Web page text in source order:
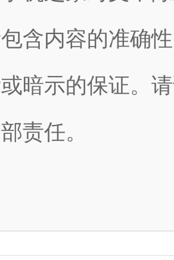
含内容的准确
暗示的保证。
责任。